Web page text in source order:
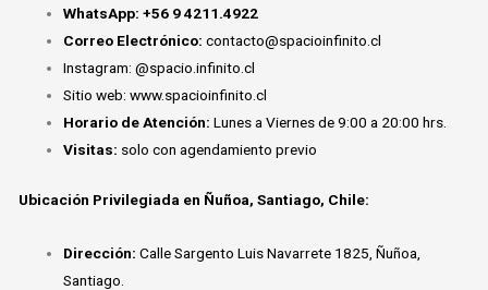
WhatsApp: +56 9 4211.4922
Correo Electrónico: contacto@spacioinfinito.cl
Instagram: @spacio.infinito.cl
Sitio web: www.spacioinfinito.cl
Horario de Atención: Lunes a Viernes de 9:00 a 20:00 hrs.
Visitas: solo con agendamiento previo
Ubicación Privilegiada en Ñuñoa, Santiago, Chile:
Dirección: Calle Sargento Luis Navarrete 1825, Ñuñoa,
Santiago.